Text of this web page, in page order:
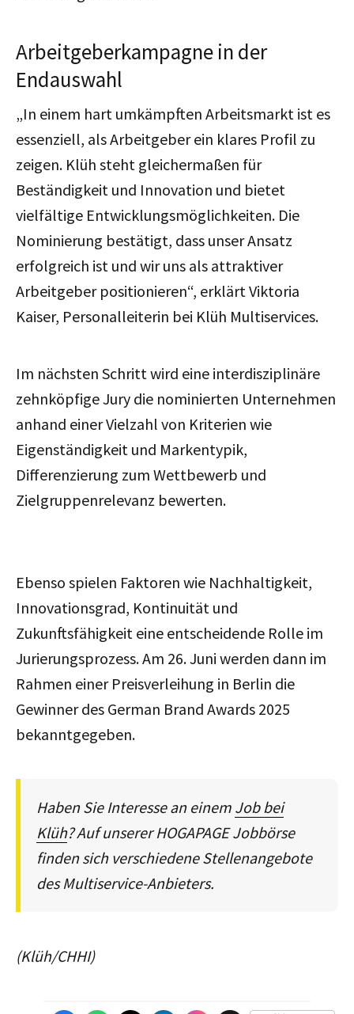
Arbeitgeberkampagne in der
Endauswahl
„In einem hart umkämpften Arbeitsmarkt ist es
essenziell, als Arbeitgeber ein klares Profil zu
zeigen. Klüh steht gleichermaßen für
Beständigkeit und Innovation und bietet
vielfältige Entwicklungsmöglichkeiten. Die
Nominierung bestätigt, dass unser Ansatz
erfolgreich ist und wir uns als attraktiver
Arbeitgeber positionieren“, erklärt Viktoria
Kaiser, Personalleiterin bei Klüh Multiservices.
Im nächsten Schritt wird eine interdisziplinäre
zehnköpfige Jury die nominierten Unternehmen
anhand einer Vielzahl von Kriterien wie
Eigenständigkeit und Markentypik,
Differenzierung zum Wettbewerb und
Zielgruppenrelevanz bewerten.
Ebenso spielen Faktoren wie Nachhaltigkeit,
Innovationsgrad, Kontinuität und
Zukunftsfähigkeit eine entscheidende Rolle im
Jurierungsprozess. Am 26. Juni werden dann im
Rahmen einer Preisverleihung in Berlin die
Gewinner des German Brand Awards 2025
bekanntgegeben.
Haben Sie Interesse an einem Job bei
Klüh? Auf unserer HOGAPAGE Jobbörse
finden sich verschiedene Stellenangebote
des Multiservice-Anbieters.
(Klüh/CHHI)